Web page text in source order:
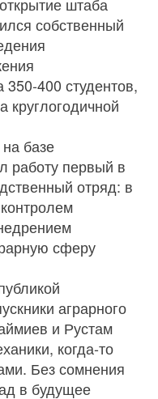
собственный
350-400 студентов,
круглогодичной
базе
работу первый в
отряд: в
сферу
аграрного
и Рустам
когда-то
Без сомнения
в будущее